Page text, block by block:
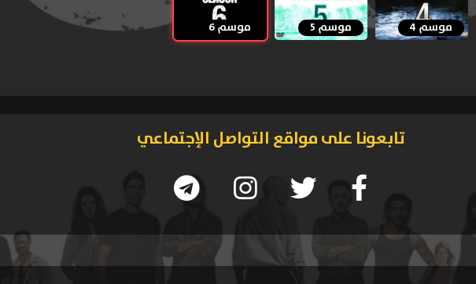
موسم 4 موسم 5 موسم 6
تابعونا على مواقع التواصل الإجتماعي